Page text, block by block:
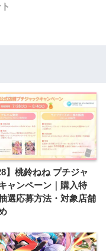
】桃鈴ねね プチジャ
ャンペーン｜購入特
選応募方法・対象店舗